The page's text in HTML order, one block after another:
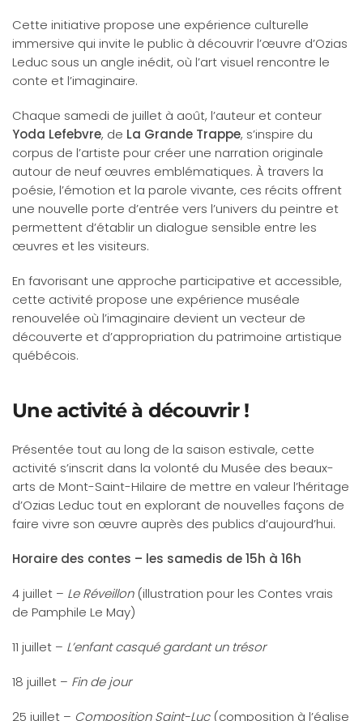
Cette initiative propose une expérience culturelle
immersive qui invite le public à découvrir l’œuvre d’Ozias
Leduc sous un angle inédit, où l’art visuel rencontre le
conte et l’imaginaire.
Chaque samedi de juillet à août, l’auteur et conteur
Yoda Lefebvre, de La Grande Trappe, s’inspire du
corpus de l’artiste pour créer une narration originale
autour de neuf œuvres emblématiques. À travers la
poésie, l’émotion et la parole vivante, ces récits offrent
une nouvelle porte d’entrée vers l’univers du peintre et
permettent d’établir un dialogue sensible entre les
œuvres et les visiteurs.
En favorisant une approche participative et accessible,
cette activité propose une expérience muséale
renouvelée où l’imaginaire devient un vecteur de
découverte et d’appropriation du patrimoine artistique
québécois.
Une activité à découvrir !
Présentée tout au long de la saison estivale, cette
activité s’inscrit dans la volonté du Musée des beaux-
arts de Mont-Saint-Hilaire de mettre en valeur l’héritage
d’Ozias Leduc tout en explorant de nouvelles façons de
faire vivre son œuvre auprès des publics d’aujourd’hui.
Horaire des contes – les samedis de 15h à 16h
4 juillet – Le Réveillon (illustration pour les Contes vrais
de Pamphile Le May)
11 juillet – L’enfant casqué gardant un trésor
18 juillet – Fin de jour
25 juillet – Composition Saint-Luc (composition à l’église